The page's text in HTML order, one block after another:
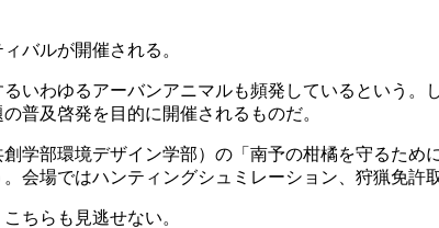
バルが開催される。
いわゆるアーバンアニマルも頻発しているという。
普及啓発を目的に開催されるものだ。
学部環境デザイン学部）の「南予の柑橘を守るた
会場ではハンティングシュミレーション、狩猟免許
ちらも見逃せない。